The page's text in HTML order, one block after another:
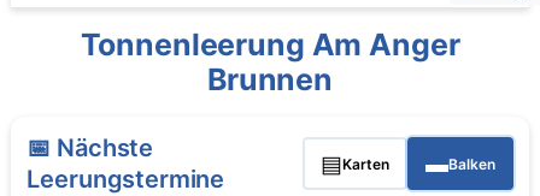
Tonnenleerung Am Anger
Brunnen
📅 Nächste
Leerungstermine
▤Karten ▬Balken